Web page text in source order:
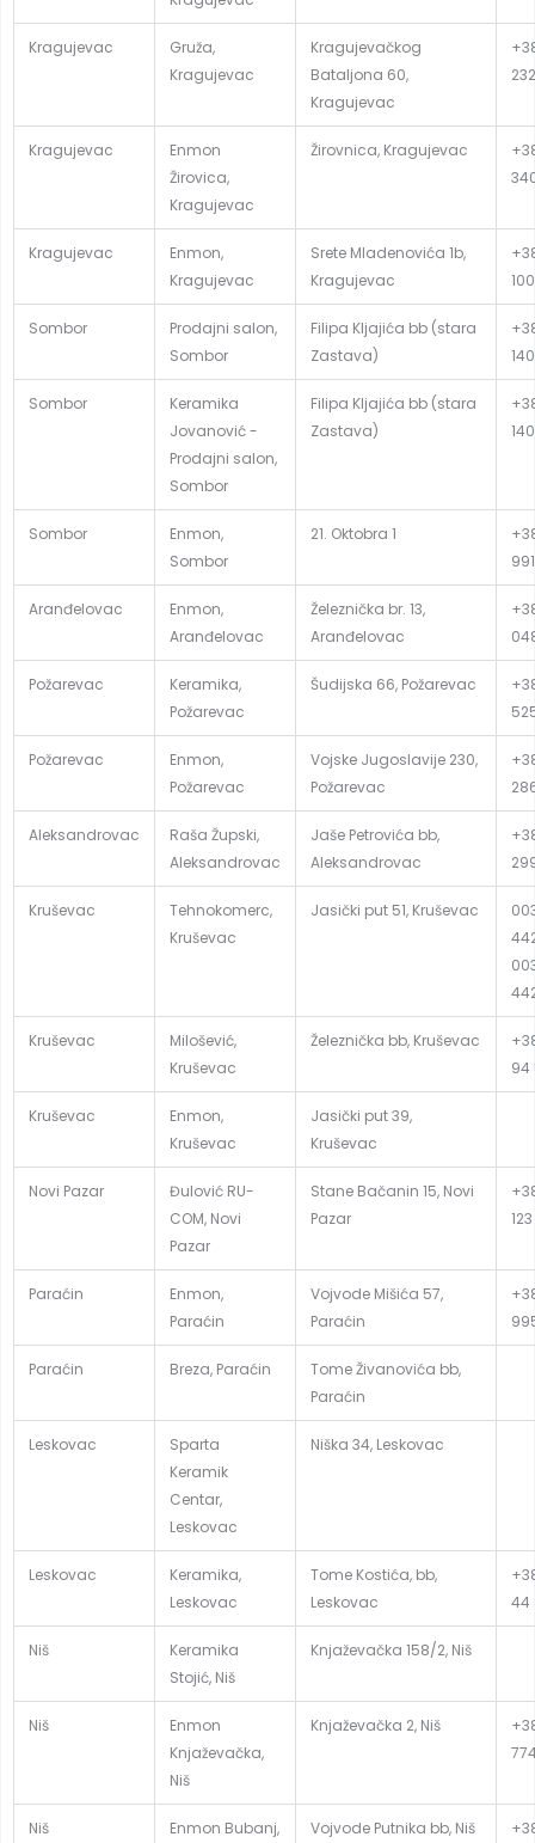
Kragujevac
Gruža,
Kragujevac
Kragujevačkog
Bataljona 60,
Kragujevac
232
Kragujevac
Enmon
Žirovica,
Kragujevac
Žirovnica, Kragujevac
Kragujevac
Enmon,
Kragujevac
Srete Mladenovića 1b,
Kragujevac
Sombor
Prodajni salon,
Sombor
Filipa Kljajića bb (stara
Zastava)
140
Sombor
Keramika
Jovanović -
Prodajni salon,
Sombor
Filipa Kljajića bb (stara
Zastava)
140
Sombor
Enmon,
Sombor
21. Oktobra 1
991
Aranđelovac
Enmon,
Aranđelovac
Železnička br. 13,
Aranđelovac
Požarevac
Keramika,
Požarevac
Šudijska 66, Požarevac
Požarevac
Enmon,
Požarevac
Vojske Jugoslavije 230,
Požarevac
Aleksandrovac
Raša Župski,
Aleksandrovac
Jaše Petrovića bb,
Aleksandrovac
Kruševac
Tehnokomerc,
Kruševac
Jasički put 51, Kruševac
Kruševac
Milošević,
Kruševac
Železnička bb, Kruševac
94
Kruševac
Enmon,
Kruševac
Jasički put 39,
Kruševac
Novi Pazar
Đulović RU-
COM, Novi
Pazar
Stane Bačanin 15, Novi
Pazar
123
Paraćin
Enmon,
Paraćin
Vojvode Mišića 57,
Paraćin
Paraćin Breza, Paraćin
Tome Živanovića bb,
Paraćin
Leskovac
Sparta
Keramik
Centar,
Leskovac
Niška 34, Leskovac
Leskovac
Keramika,
Leskovac
Tome Kostića, bb,
Leskovac
44
Niš
Keramika
Stojić, Niš
Knjaževačka 158/2, Niš
Niš
Enmon
Knjaževačka,
Niš
Knjaževačka 2, Niš
Niš
Enmon Bubanj,
Vojvode Putnika bb, Niš